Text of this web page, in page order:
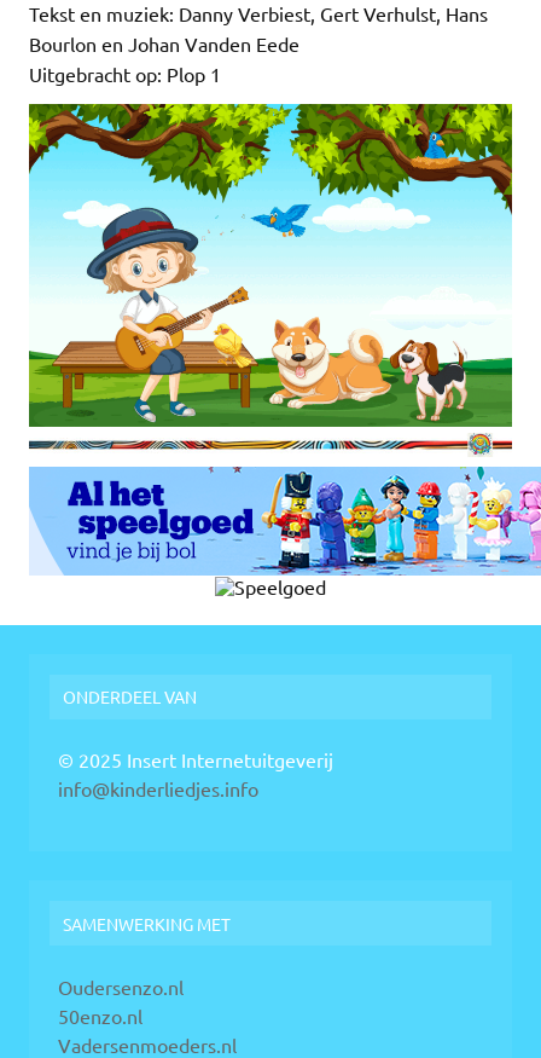
Tekst en muziek: Danny Verbiest, Gert Verhulst, Hans
Bourlon en Johan Vanden Eede
Uitgebracht op: Plop 1
ONDERDEEL VAN
© 2025 Insert Internetuitgeverij
info@kinderliedjes.info
SAMENWERKING MET
Oudersenzo.nl
50enzo.nl
Vadersenmoeders.nl